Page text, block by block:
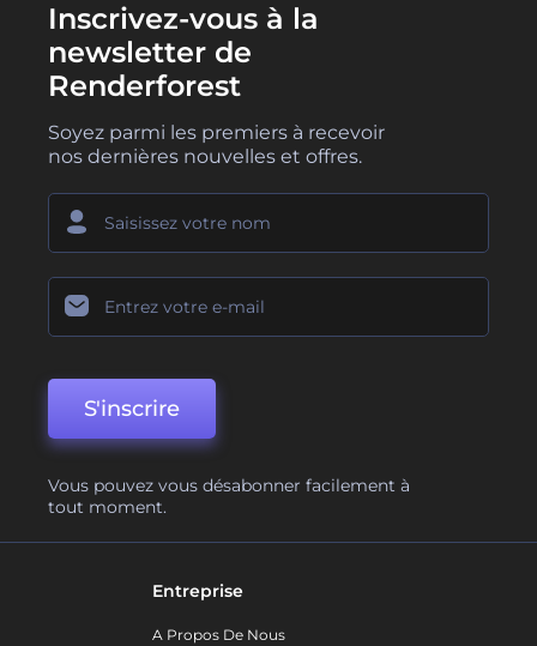
Inscrivez-vous à la
newsletter de
Renderforest
Soyez parmi les premiers à recevoir
nos dernières nouvelles et offres.
S'inscrire
Vous pouvez vous désabonner facilement à
tout moment.
Entreprise
A Propos De Nous